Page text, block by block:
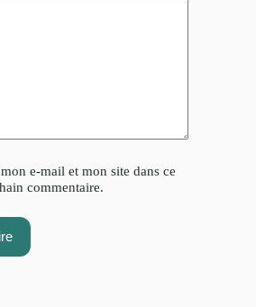
e-mail et mon site dans ce
commentaire.